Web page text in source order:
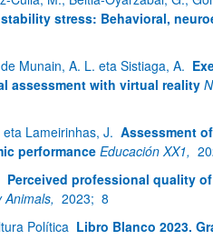
stress: Behavioral,
Munain, A. L. eta Sistiaga, A.
assessment with virtual reality
Lameirinhas, J. Assessment
performance Educación XX1,
Perceived professional quality
Animals, 2023; 8
Política Libro Blanco 2023.